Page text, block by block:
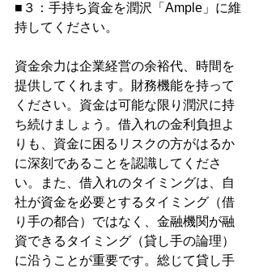
■３：手持ち資金を潤沢「Ample」に維
持してください。
資金余力は企業経営の余裕代、時間を
提供してくれます。財務機能を持って
ください。資金は可能な限り潤沢に持
ち続けましょう。借入れの金利負担よ
りも、資金に困るリスクの方がはるか
に深刻であることを認識してくださ
い。また、借入れのタイミングは、自
社が資金を必要とするタイミング（借
り手の都合）ではなく、金融機関が融
資できるタイミング（貸し手の論理）
に沿うことが重要です。総じて貸し手